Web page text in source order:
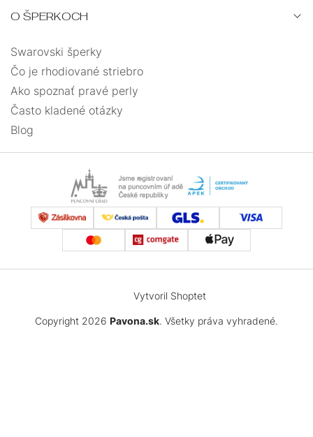
O ŠPERKOCH
Swarovski šperky
Čo je rhodiované striebro
Ako spoznať pravé perly
Často kladené otázky
Blog
Vytvoril Shoptet
Copyright 2026 Pavona.sk. Všetky práva vyhradené.